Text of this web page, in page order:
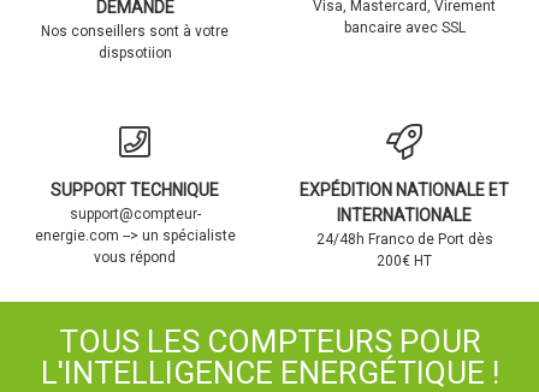
DEMANDE
Nos conseillers sont à votre
dispsotiion
Visa, Mastercard, Virement
bancaire avec SSL
SUPPORT TECHNIQUE
support@compteur-
energie.com --> un spécialiste
vous répond
EXPÉDITION NATIONALE ET
INTERNATIONALE
24/48h Franco de Port dès
200€ HT
TOUS LES COMPTEURS POUR
L'INTELLIGENCE ENERGÉTIQUE !